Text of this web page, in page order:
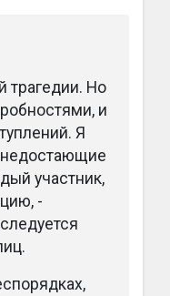
трагедии. Но
и
Я
участник,
-